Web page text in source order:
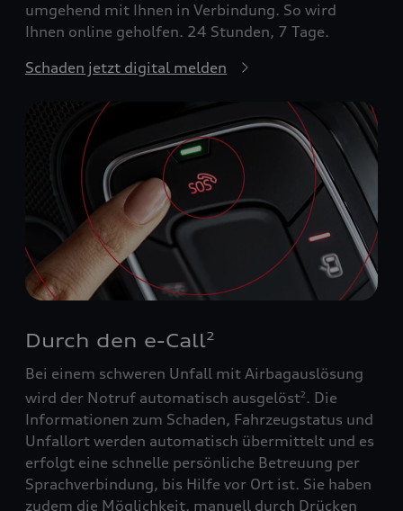
umgehend mit Ihnen in Verbindung. So wird
Ihnen online geholfen. 24 Stunden, 7 Tage.
Schaden jetzt digital melden
Durch den e-Call2
Bei einem schweren Unfall mit Airbagauslösung
wird der Notruf automatisch ausgelöst2 . Die
Informationen zum Schaden, Fahrzeugstatus und
Unfallort werden automatisch übermittelt und es
erfolgt eine schnelle persönliche Betreuung per
Sprachverbindung, bis Hilfe vor Ort ist. Sie haben
zudem die Möglichkeit, manuell durch Drücken